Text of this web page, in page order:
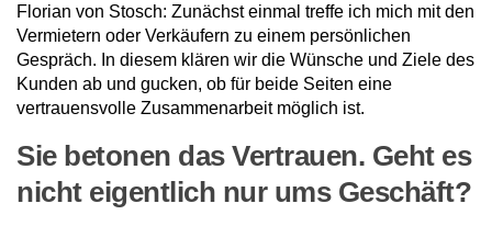
Florian von Stosch: Zunächst einmal treffe ich mich mit den
Vermietern oder Verkäufern zu einem persönlichen
Gespräch. In diesem klären wir die Wünsche und Ziele des
Kunden ab und gucken, ob für beide Seiten eine
vertrauensvolle Zusammenar­beit möglich ist.
Sie betonen das Vertrauen. Geht es
nicht eigentlich nur ums Geschäft?